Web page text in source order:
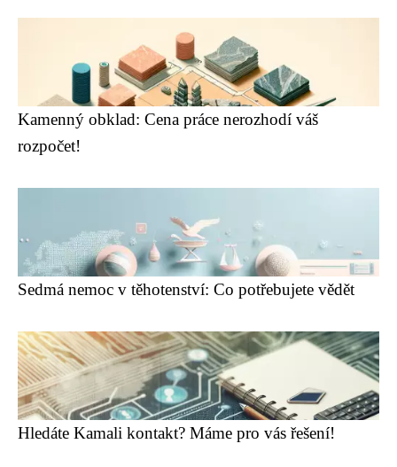
Kamenný obklad: Cena práce nerozhodí váš
rozpočet!
Sedmá nemoc v těhotenství: Co potřebujete vědět
Hledáte Kamali kontakt? Máme pro vás řešení!